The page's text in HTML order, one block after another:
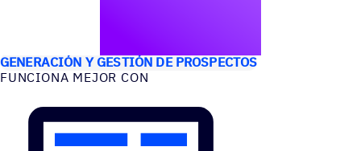
GENERACIÓN Y GESTIÓN DE PROSPECTOS
FUNCIONA MEJOR CON